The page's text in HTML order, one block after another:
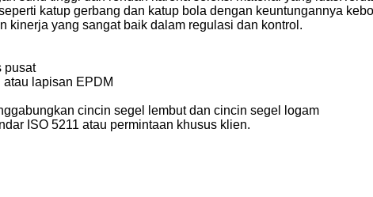
katup gerbang dan katup bola dengan keuntungannya
kinerja yang sangat baik dalam regulasi dan kontrol.
pusat
lapisan EPDM
cincin segel lembut dan cincin segel logam
ISO 5211 atau permintaan khusus klien.